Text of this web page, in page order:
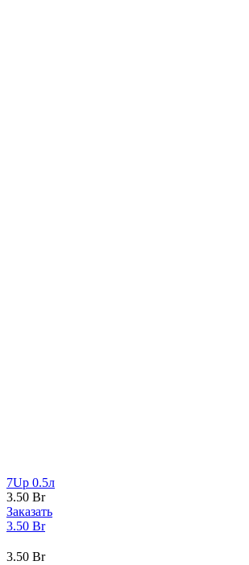
7Up 0.5л
3.50 Br
Заказать
3.50 Br
3.50 Br